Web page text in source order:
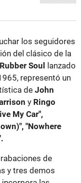
los seguidores
del clásico de la
Rubber Soul
lanzado
representó un
de John
y Ringo
My Car",
"Nowhere
de
y tres demos